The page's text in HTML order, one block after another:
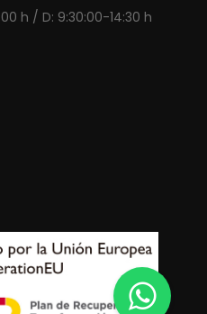
h / D: 9:30:00-14:30 h